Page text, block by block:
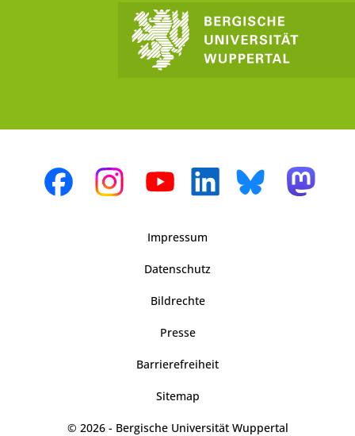
Impressum
Datenschutz
Bildrechte
Presse
Barrierefreiheit
Sitemap
© 2026 - Bergische Universität Wuppertal